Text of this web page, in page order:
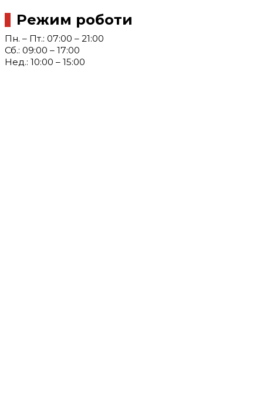
Режим роботи
Пн. – Пт.: 07:00 – 21:00
Сб.: 09:00 – 17:00
Нед.: 10:00 – 15:00